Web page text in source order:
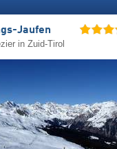
Jaufen
in Zuid-Tirol